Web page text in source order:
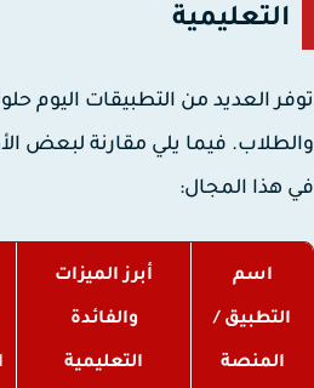
التعليمية
العديد من التطبيقات اليوم
فيما يلي مقارنة لبعض
هذا المجال:
اسم
التطبيق /
المنصة
أبرز الميزات
والفائدة
التعليمية